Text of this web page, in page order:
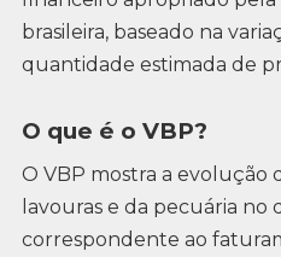
brasileira, baseado na
quantidade estimada de
O que é o VBP?
O VBP mostra a evolução
lavouras e da pecuária no
correspondente ao